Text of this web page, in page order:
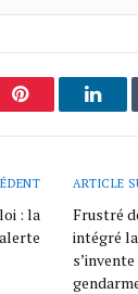
Pinterest
: la
ARTICLE
Frustré
intégré